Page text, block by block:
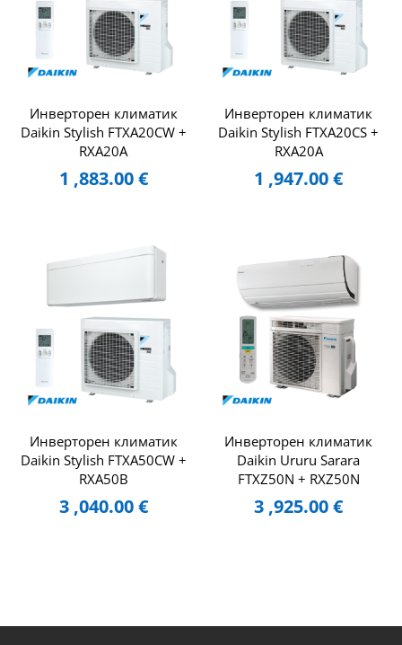
Инверторен климатик
Daikin Stylish FTXA20CW +
RXA20A
1 ,883.00€
Инверторен климатик
Daikin Stylish FTXA20CS +
RXA20A
1 ,947.00€
Инверторен климатик
Daikin Stylish FTXA50CW +
RXA50B
3 ,040.00€
Инверторен климатик
Daikin Ururu Sarara
FTXZ50N + RXZ50N
3 ,925.00€